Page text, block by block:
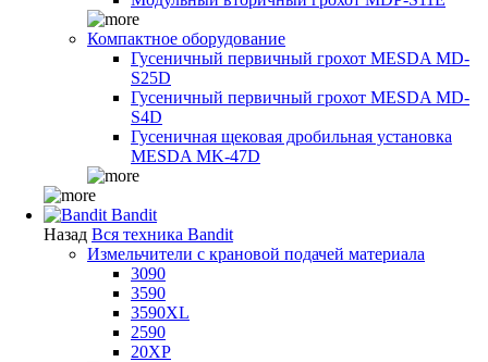
Компактное оборудование
Гусеничный первичный грохот MESDA MD-
S25D
Гусеничный первичный грохот MESDA MD-
S4D
Гусеничная щековая дробильная установка
MESDA MK-47D
Bandit
Назад Вся техника Bandit
Измельчители с крановой подачей материала
3090
3590
3590XL
2590
20XP